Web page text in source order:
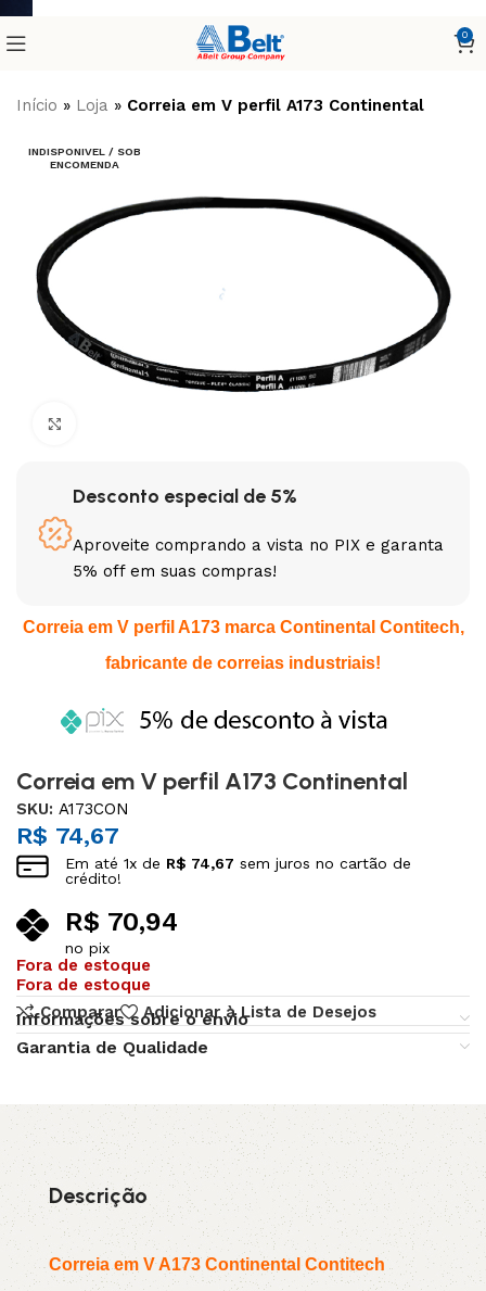
0
Início » Loja » Correia em V perfil A173 Continental
INDISPONIVEL / SOB
ENCOMENDA
Desconto especial de 5%
Aproveite comprando a vista no PIX e garanta
5% off em suas compras!
Correia em V perfil A173 marca Continental Contitech,
fabricante de correias industriais!
Correia em V perfil A173 Continental
SKU:A173CON
R$ 74,67
Em até1x de R$ 74,67 sem juros no cartão de
crédito!
R$ 70,94
no pix
Fora de estoque
Fora de estoque
Comparar
Adicionar à Lista de Desejos
Informações sobre o envio
Garantia de Qualidade
Descrição
Correia em V A173 Continental Contitech